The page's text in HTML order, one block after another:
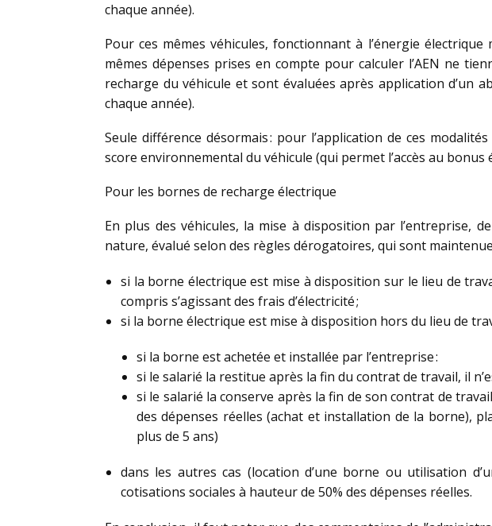
chaque année).
Pour ces mêmes véhicules, fonctionnant à l’énergie
mêmes dépenses prises en compte pour calculer l’AEN ne
recharge du véhicule et sont évaluées après application d’un
chaque année).
Seule différence désormais : pour l’application de ces
score environnemental du véhicule (qui permet l’accès au bonus
Pour les bornes de recharge électrique
En plus des véhicules, la mise à disposition par l’entreprise,
nature, évalué selon des règles dérogatoires, qui sont
si la borne électrique est mise à disposition sur le lieu de
compris s’agissant des frais d’électricité ;
si la borne électrique est mise à disposition hors du lieu de
si la borne est achetée et installée par l’entreprise :
si le salarié la restitue après la fin du contrat de travail, il
si le salarié la conserve après la fin de son contrat de
des dépenses réelles (achat et installation de la borne),
plus de 5 ans)
dans les autres cas (location d’une borne ou utilisation
cotisations sociales à hauteur de 50% des dépenses réelles.